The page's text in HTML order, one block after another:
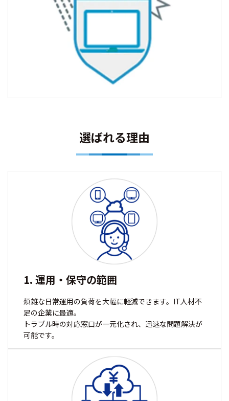
選ばれる理由
1. 運用・保守の範囲
煩雑な日常運用の負荷を大幅に軽減できます。IT人材不
足の企業に最適。
トラブル時の対応窓口が一元化され、迅速な問題解決が
可能です。